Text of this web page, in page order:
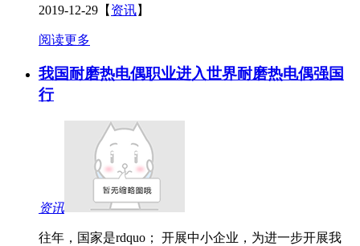
2019-12-29 【 资讯】
阅读更多
我国耐磨热电偶职业进入世界耐磨热电偶强国
行
资讯
往年，国家是rdquo； 开展中小企业，为进一步开展我